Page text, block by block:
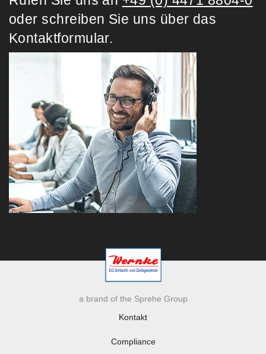
oder schreiben Sie uns über das
Kontaktformular.
a brand of the Sprehe Group
Kontakt
Compliance